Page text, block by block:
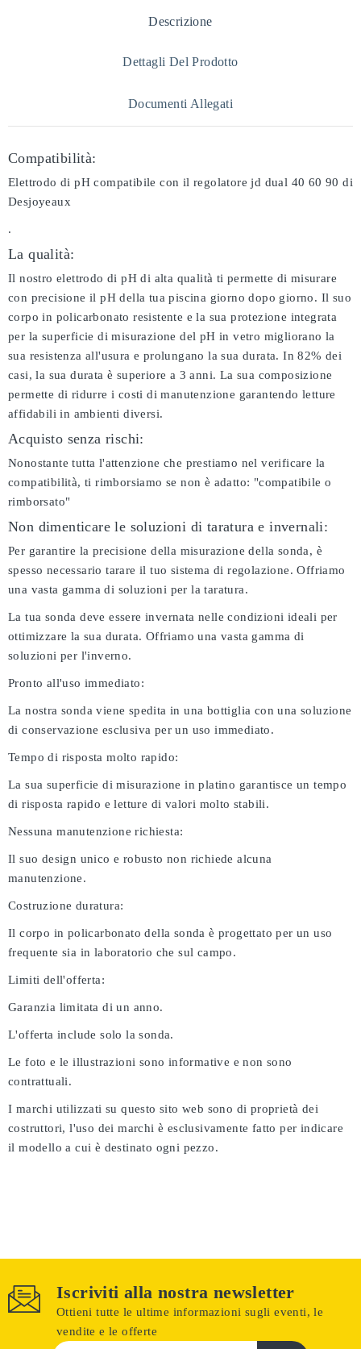
Descrizione
Dettagli Del Prodotto
Documenti Allegati
Compatibilità:
Elettrodo di pH compatibile con il regolatore jd dual 40 60 90 di
Desjoyeaux
.
La qualità:
Il nostro elettrodo di pH di alta qualità ti permette di misurare
con precisione il pH della tua piscina giorno dopo giorno. Il suo
corpo in policarbonato resistente e la sua protezione integrata
per la superficie di misurazione del pH in vetro migliorano la
sua resistenza all'usura e prolungano la sua durata. In 82% dei
casi, la sua durata è superiore a 3 anni. La sua composizione
permette di ridurre i costi di manutenzione garantendo letture
affidabili in ambienti diversi.
Acquisto senza rischi:
Nonostante tutta l'attenzione che prestiamo nel verificare la
compatibilità, ti rimborsiamo se non è adatto: "compatibile o
rimborsato"
Non dimenticare le soluzioni di taratura e invernali:
Per garantire la precisione della misurazione della sonda, è
spesso necessario tarare il tuo sistema di regolazione. Offriamo
una vasta gamma di soluzioni per la taratura.
La tua sonda deve essere invernata nelle condizioni ideali per
ottimizzare la sua durata. Offriamo una vasta gamma di
soluzioni per l'inverno.
Pronto all'uso immediato:
La nostra sonda viene spedita in una bottiglia con una soluzione
di conservazione esclusiva per un uso immediato.
Tempo di risposta molto rapido:
La sua superficie di misurazione in platino garantisce un tempo
di risposta rapido e letture di valori molto stabili.
Nessuna manutenzione richiesta:
Il suo design unico e robusto non richiede alcuna
manutenzione.
Costruzione duratura:
Il corpo in policarbonato della sonda è progettato per un uso
frequente sia in laboratorio che sul campo.
Limiti dell'offerta:
Garanzia limitata di un anno.
L'offerta include solo la sonda.
Le foto e le illustrazioni sono informative e non sono
contrattuali.
I marchi utilizzati su questo sito web sono di proprietà dei
costruttori, l'uso dei marchi è esclusivamente fatto per indicare
il modello a cui è destinato ogni pezzo.
Iscriviti alla nostra newsletter
Ottieni tutte le ultime informazioni sugli eventi, le
vendite e le offerte